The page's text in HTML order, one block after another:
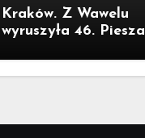
Kraków. Z Wawelu
wyruszyła 46. Piesza
Jasną Górę